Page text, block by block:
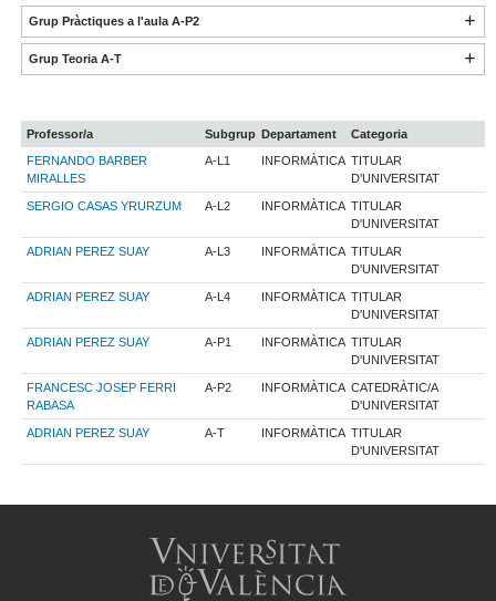
Grup Pràctiques a l'aula A-P2
Grup Teoria A-T
Professor/a Subgrup Departament
Categoria
FERNANDO BARBER
MIRALLES
A-L1 INFORMÀTICA TITULAR
D'UNIVERSITAT
SERGIO CASAS YRURZUM A-L2 INFORMÀTICA TITULAR
D'UNIVERSITAT
ADRIAN PEREZ SUAY A-L3 INFORMÀTICA TITULAR
D'UNIVERSITAT
ADRIAN PEREZ SUAY A-L4 INFORMÀTICA TITULAR
D'UNIVERSITAT
ADRIAN PEREZ SUAY A-P1 INFORMÀTICA TITULAR
D'UNIVERSITAT
FRANCESC JOSEP FERRI
RABASA
A-P2 INFORMÀTICA CATEDRÀTIC/A
D'UNIVERSITAT
ADRIAN PEREZ SUAY A-T INFORMÀTICA TITULAR
D'UNIVERSITAT